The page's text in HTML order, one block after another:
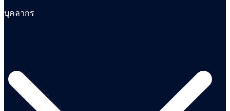
บุคลากร